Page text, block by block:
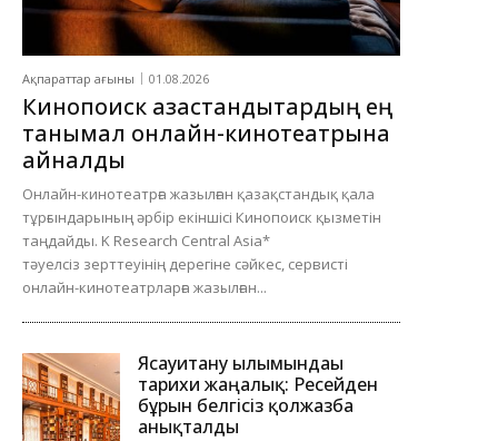
Ақпараттар ағыны 01.08.2026
Кинопоиск қазақстандықтардың ең
танымал онлайн-кинотеатрына
айналды
Онлайн-кинотеатрға жазылған қазақстандық қала
тұрғындарының әрбір екіншісі Кинопоиск қызметін
таңдайды. K Research Central Asia*
тәуелсіз зерттеуінің дерегіне сәйкес, сервисті
онлайн-кинотеатрларға жазылған...
Ясауитану ғылымындағы
тарихи жаңалық: Ресейден
бұрын белгісіз қолжазба
анықталды